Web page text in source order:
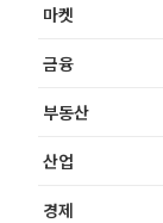
마켓
금융
부동산
산업
경제